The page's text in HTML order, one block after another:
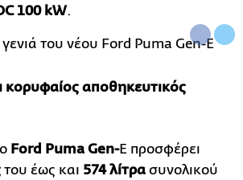
100 kW.
κορυφαίος αποθηκευτικός
Ford Puma Gen-E προσφέρει
του έως και 574 λίτρα συνολικού